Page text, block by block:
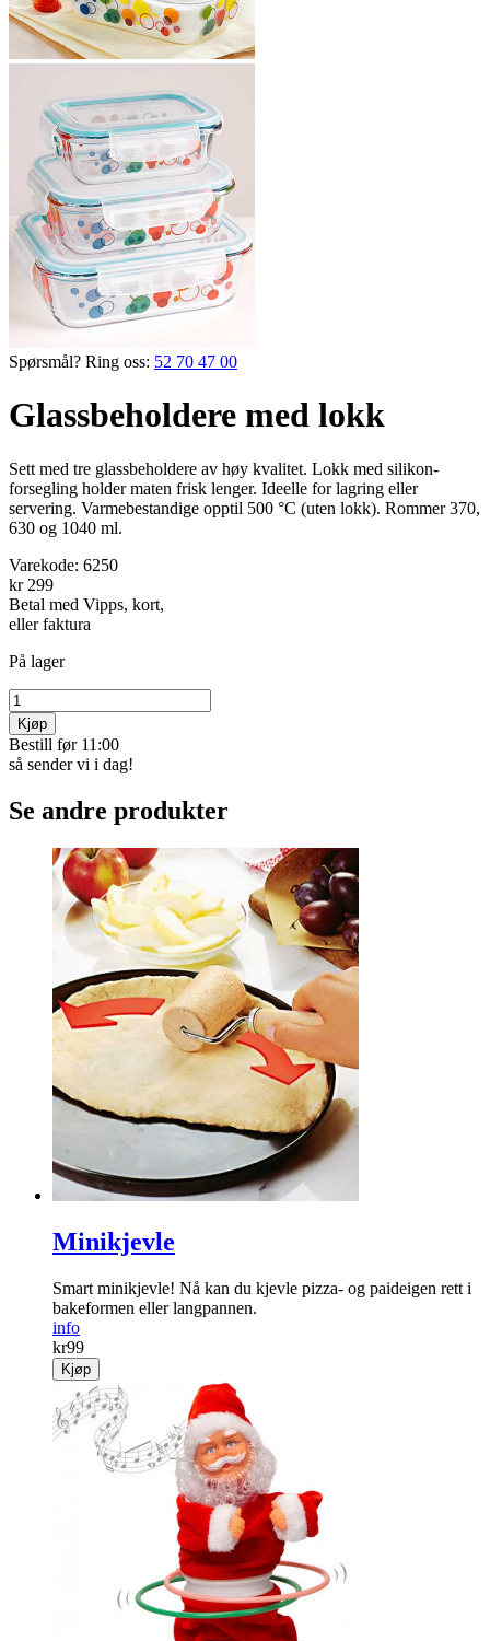
Spørsmål? Ring oss: 52 70 47 00
Glassbeholdere med lokk
Sett med tre glassbeholdere av høy kvalitet. Lokk med silikon­
forsegling holder maten frisk lenger. Ideelle for lagring eller
servering. Varme­bestandige opptil 500 °C (uten lokk). Rommer 370,
630 og 1040 ml.
Varekode: 6250
kr 299
Betal med Vipps, kort,
eller faktura
På lager
Kjøp
Bestill før 11:00
så sender vi i dag!
Se andre produkter
Minikjevle
Smart minikjevle! Nå kan du kjevle pizza- og paideigen rett i
bakeformen eller langpannen.
info
kr99
Kjøp